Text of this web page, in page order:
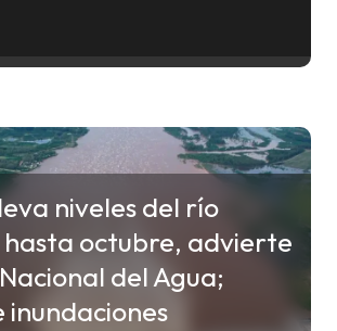
niveles del río
hasta octubre, advierte
del Agua;
inundaciones